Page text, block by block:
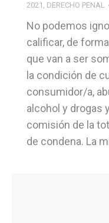
2021 , DERECHO PENAL
No podemos
calificar, de
que van a ser
la condición de
consumidor/a,
alcohol y drogas
comisión de la
de condena. La